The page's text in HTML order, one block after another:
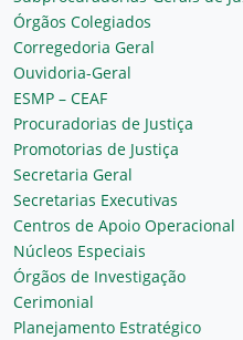
Órgãos Colegiados
Corregedoria Geral
Ouvidoria-Geral
ESMP – CEAF
Procuradorias de Justiça
Promotorias de Justiça
Secretaria Geral
Secretarias Executivas
Centros de Apoio Operacional
Núcleos Especiais
Órgãos de Investigação
Cerimonial
Planejamento Estratégico